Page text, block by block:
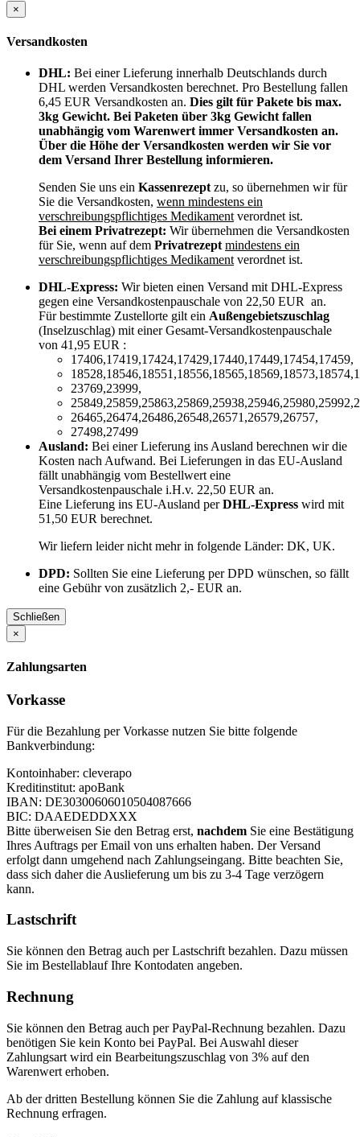
×
Versandkosten
DHL: Bei einer Lieferung innerhalb Deutschlands durch
DHL werden Versandkosten berechnet. Pro Bestellung fallen
6,45 EUR Versandkosten an. Dies gilt für Pakete bis max.
3kg Gewicht. Bei Paketen über 3kg Gewicht fallen
unabhängig vom Warenwert immer Versandkosten an.
Über die Höhe der Versandkosten werden wir Sie vor
dem Versand Ihrer Bestellung informieren.
Senden Sie uns ein Kassenrezeptzu, so übernehmen wir für
Sie die Versandkosten, wenn mindestens ein
verschreibungspflichtiges Medikamentverordnet ist.
Bei einem Privatrezept: Wir übernehmen die Versandkosten
für Sie, wenn auf dem Privatrezept mindestens ein
verschreibungspflichtiges Medikamentverordnet ist.
DHL-Express: Wir bieten einen Versand mit DHL-Express
gegen eine Versandkostenpauschale von 22,50 EUR an.
Für bestimmte Zustellorte gilt ein Außengebietszuschlag
(Inselzuschlag) mit einer Gesamt-Versandkostenpauschale
von 41,95 EUR :
17406,17419,17424,17429,17440,17449,17454,17459,
23769,23999,
26465,26474,26486,26548,26571,26579,26757,
27498,27499
Ausland: Bei einer Lieferung ins Ausland berechnen wir die
Kosten nach Aufwand. Bei Lieferungen in das EU-Ausland
fällt unabhängig vom Bestellwert eine
Versandkostenpauschale i.H.v. 22,50 EUR an.
Eine Lieferung ins EU-Ausland perDHL-Express wird mit
51,50 EUR berechnet.
Wir liefern leider nicht mehr in folgende Länder: DK, UK.
DPD: Sollten Sie eine Lieferung per DPD wünschen, so fällt
eine Gebühr von zusätzlich 2,- EUR an.
Schließen
×
Zahlungsarten
Vorkasse
Für die Bezahlung per Vorkasse nutzen Sie bitte folgende
Bankverbindung:
Kontoinhaber: cleverapo
Kreditinstitut: apoBank
IBAN: DE30300606010504087666
BIC: DAAEDEDDXXX
Bitte überweisen Sie den Betrag erst, nachdem Sie eine Bestätigung
Ihres Auftrags per Email von uns erhalten haben. Der Versand
erfolgt dann umgehend nach Zahlungseingang. Bitte beachten Sie,
dass sich daher die Auslieferung um bis zu 3-4 Tage verzögern
kann.
Lastschrift
Sie können den Betrag auch per Lastschrift bezahlen. Dazu müssen
Sie im Bestellablauf Ihre Kontodaten angeben.
Rechnung
Sie können den Betrag auch per PayPal-Rechnung bezahlen. Dazu
benötigen Sie kein Konto bei PayPal. Bei Auswahl dieser
Zahlungsart wird ein Bearbeitungszuschlag von 3% auf den
Warenwert erhoben.
Ab der dritten Bestellung können Sie die Zahlung auf klassische
Rechnung erfragen.